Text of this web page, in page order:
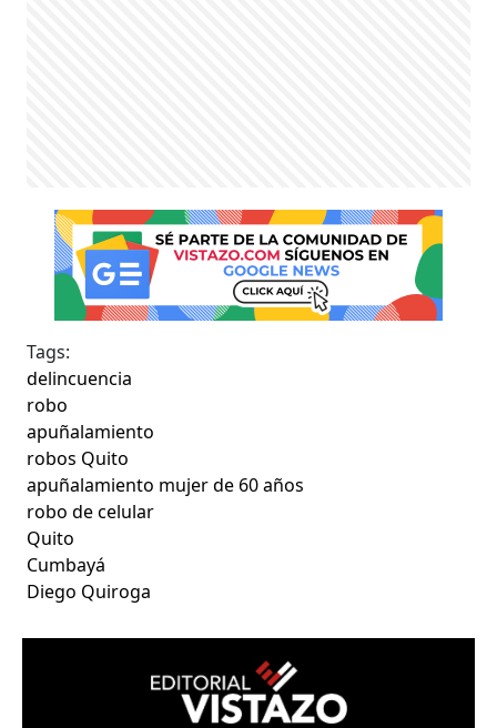
Tags:
delincuencia
robo
apuñalamiento
robos Quito
apuñalamiento mujer de 60 años
robo de celular
Quito
Cumbayá
Diego Quiroga